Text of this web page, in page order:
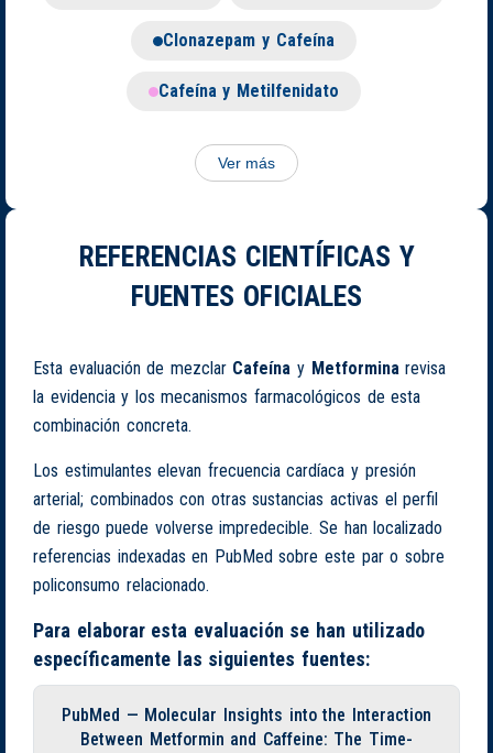
Clonazepam y Cafeína
Cafeína y Metilfenidato
Ver más
REFERENCIAS CIENTÍFICAS Y
FUENTES OFICIALES
Esta evaluación de mezclar Cafeína y Metforminarevisa
la evidencia y los mecanismos farmacológicos de esta
combinación concreta.
Los estimulantes elevan frecuencia cardíaca y presión
arterial; combinados con otras sustancias activas el perfil
de riesgo puede volverse impredecible. Se han localizado
referencias indexadas en PubMed sobre este par o sobre
policonsumo relacionado.
Para elaborar esta evaluación se han utilizado
específicamente las siguientes fuentes:
PubMed — Molecular Insights into the Interaction
Between Metformin and Caffeine: The Time-